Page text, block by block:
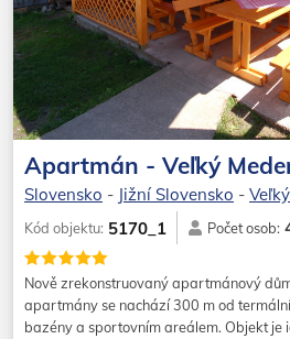
Apartmán - Veľký
Slovensko - Jižní Slovensko -
Kód objektu: 5170_1 Počet osob:
Nově zrekonstruovaný apartmánový
apartmány se nachází 300 m od
bazény a sportovním areálem. Objekt je